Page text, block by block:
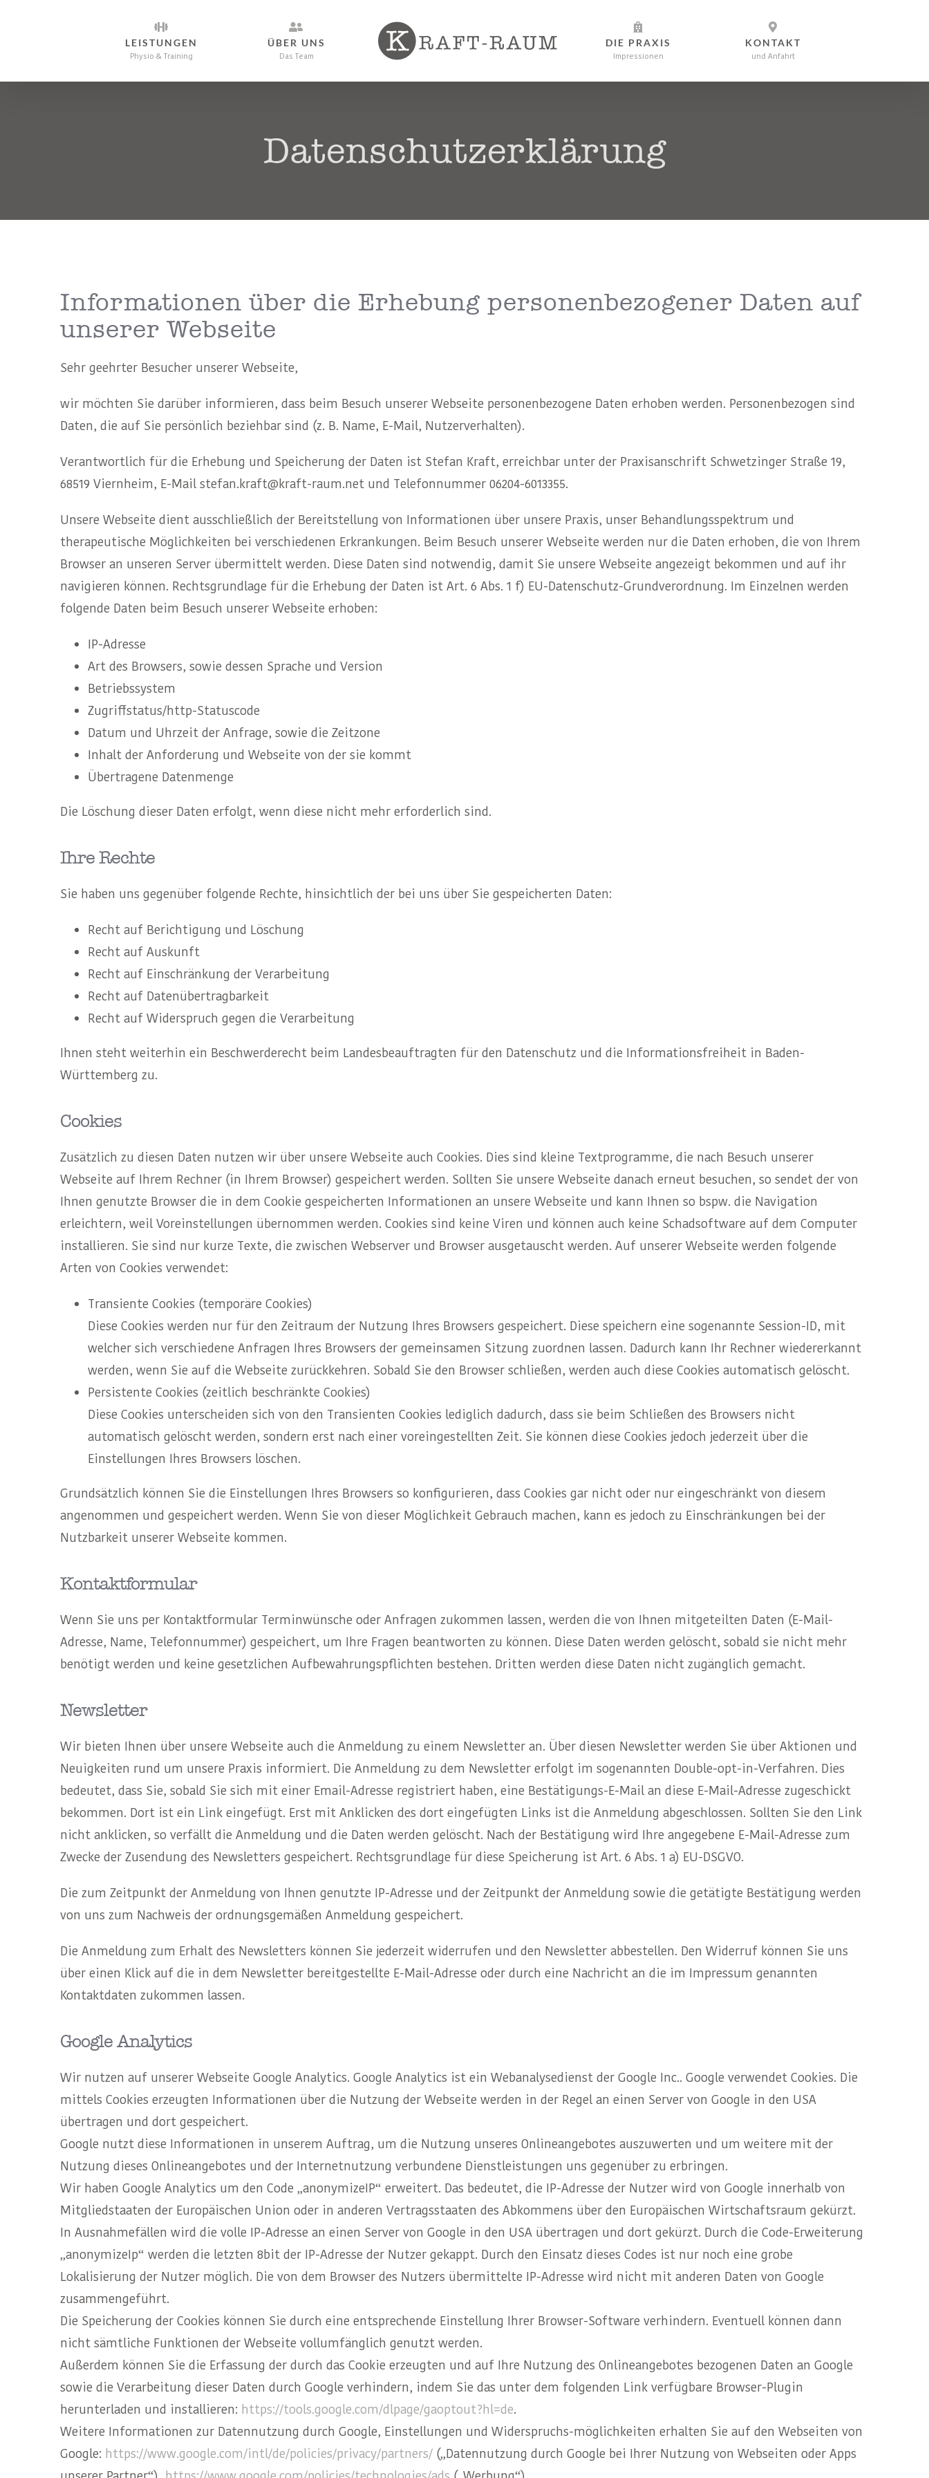
LEISTUNGEN
Physio & Training
ÜBER UNS
Das Team
DIE PRAXIS
Impressionen
KONTAKT
und Anfahrt
Datenschutz­erklärung
Informationen über die Erhebung personen­bezogener Daten auf
unserer Webseite
Sehr geehrter Besucher unserer Webseite,
wir möchten Sie darüber informieren, dass beim Besuch unserer Webseite personenbezogene Daten erhoben werden. Personenbezogen sind
Daten, die auf Sie persönlich beziehbar sind (z. B. Name, E-Mail, Nutzerverhalten).
Verantwortlich für die Erhebung und Speicherung der Daten ist Stefan Kraft, erreichbar unter der Praxisanschrift Schwetzinger Straße 19,
68519 Viernheim, E-Mail stefan.kraft@kraft-raum.net und Telefonnummer 06204-6013355.
Unsere Webseite dient ausschließlich der Bereitstellung von Informationen über unsere Praxis, unser Behandlungsspektrum und
therapeutische Möglichkeiten bei verschiedenen Erkrankungen. Beim Besuch unserer Webseite werden nur die Daten erhoben, die von Ihrem
Browser an unseren Server übermittelt werden. Diese Daten sind notwendig, damit Sie unsere Webseite angezeigt bekommen und auf ihr
navigieren können. Rechtsgrundlage für die Erhebung der Daten ist Art. 6 Abs. 1 f) EU-Datenschutz-Grundverordnung. Im Einzelnen werden
folgende Daten beim Besuch unserer Webseite erhoben:
IP-Adresse
Art des Browsers, sowie dessen Sprache und Version
Betriebssystem
Zugriffstatus/http-Statuscode
Datum und Uhrzeit der Anfrage, sowie die Zeitzone
Inhalt der Anforderung und Webseite von der sie kommt
Übertragene Datenmenge
Die Löschung dieser Daten erfolgt, wenn diese nicht mehr erforderlich sind.
Ihre Rechte
Sie haben uns gegenüber folgende Rechte, hinsichtlich der bei uns über Sie gespeicherten Daten:
Recht auf Berichtigung und Löschung
Recht auf Auskunft
Recht auf Einschränkung der Verarbeitung
Recht auf Datenübertragbarkeit
Recht auf Widerspruch gegen die Verarbeitung
Ihnen steht weiterhin ein Beschwerderecht beim Landesbeauftragten für den Datenschutz und die Informationsfreiheit in Baden-
Württemberg zu.
Cookies
Zusätzlich zu diesen Daten nutzen wir über unsere Webseite auch Cookies. Dies sind kleine Textprogramme, die nach Besuch unserer
Webseite auf Ihrem Rechner (in Ihrem Browser) gespeichert werden. Sollten Sie unsere Webseite danach erneut besuchen, so sendet der von
Ihnen genutzte Browser die in dem Cookie gespeicherten Informationen an unsere Webseite und kann Ihnen so bspw. die Navigation
erleichtern, weil Voreinstellungen übernommen werden. Cookies sind keine Viren und können auch keine Schadsoftware auf dem Computer
installieren. Sie sind nur kurze Texte, die zwischen Webserver und Browser ausgetauscht werden. Auf unserer Webseite werden folgende
Arten von Cookies verwendet:
Transiente Cookies (temporäre Cookies)
Diese Cookies werden nur für den Zeitraum der Nutzung Ihres Browsers gespeichert. Diese speichern eine sogenannte Session-ID, mit
welcher sich verschiedene Anfragen Ihres Browsers der gemeinsamen Sitzung zuordnen lassen. Dadurch kann Ihr Rechner wiedererkannt
werden, wenn Sie auf die Webseite zurückkehren. Sobald Sie den Browser schließen, werden auch diese Cookies automatisch gelöscht.
Persistente Cookies (zeitlich beschränkte Cookies)
Diese Cookies unterscheiden sich von den Transienten Cookies lediglich dadurch, dass sie beim Schließen des Browsers nicht
automatisch gelöscht werden, sondern erst nach einer voreingestellten Zeit. Sie können diese Cookies jedoch jederzeit über die
Einstellungen Ihres Browsers löschen.
Grundsätzlich können Sie die Einstellungen Ihres Browsers so konfigurieren, dass Cookies gar nicht oder nur eingeschränkt von diesem
angenommen und gespeichert werden. Wenn Sie von dieser Möglichkeit Gebrauch machen, kann es jedoch zu Einschränkungen bei der
Nutzbarkeit unserer Webseite kommen.
Kontaktformular
Wenn Sie uns per Kontaktformular Terminwünsche oder Anfragen zukommen lassen, werden die von Ihnen mitgeteilten Daten (E-Mail-
Adresse, Name, Telefonnummer) gespeichert, um Ihre Fragen beantworten zu können. Diese Daten werden gelöscht, sobald sie nicht mehr
benötigt werden und keine gesetzlichen Aufbewahrungspflichten bestehen. Dritten werden diese Daten nicht zugänglich gemacht.
Newsletter
Wir bieten Ihnen über unsere Webseite auch die Anmeldung zu einem Newsletter an. Über diesen Newsletter werden Sie über Aktionen und
Neuigkeiten rund um unsere Praxis informiert. Die Anmeldung zu dem Newsletter erfolgt im sogenannten Double-opt-in-Verfahren. Dies
bedeutet, dass Sie, sobald Sie sich mit einer Email-Adresse registriert haben, eine Bestätigungs-E-Mail an diese E-Mail-Adresse zugeschickt
bekommen. Dort ist ein Link eingefügt. Erst mit Anklicken des dort eingefügten Links ist die Anmeldung abgeschlossen. Sollten Sie den Link
nicht anklicken, so verfällt die Anmeldung und die Daten werden gelöscht. Nach der Bestätigung wird Ihre angegebene E-Mail-Adresse zum
Zwecke der Zusendung des Newsletters gespeichert. Rechtsgrundlage für diese Speicherung ist Art. 6 Abs. 1 a) EU-DSGVO.
Die zum Zeitpunkt der Anmeldung von Ihnen genutzte IP-Adresse und der Zeitpunkt der Anmeldung sowie die getätigte Bestätigung werden
von uns zum Nachweis der ordnungsgemäßen Anmeldung gespeichert.
Die Anmeldung zum Erhalt des Newsletters können Sie jederzeit widerrufen und den Newsletter abbestellen. Den Widerruf können Sie uns
über einen Klick auf die in dem Newsletter bereitgestellte E-Mail-Adresse oder durch eine Nachricht an die im Impressum genannten
Kontaktdaten zukommen lassen.
Google Analytics
Wir nutzen auf unserer Webseite Google Analytics. Google Analytics ist ein Webanalysedienst der Google Inc.. Google verwendet Cookies. Die
mittels Cookies erzeugten Informationen über die Nutzung der Webseite werden in der Regel an einen Server von Google in den USA
übertragen und dort gespeichert.
Google nutzt diese Informationen in unserem Auftrag, um die Nutzung unseres Onlineangebotes auszuwerten und um weitere mit der
Nutzung dieses Onlineangebotes und der Internetnutzung verbundene Dienstleistungen uns gegenüber zu erbringen.
Wir haben Google Analytics um den Code „anonymizeIP“ erweitert. Das bedeutet, die IP-Adresse der Nutzer wird von Google innerhalb von
Mitgliedstaaten der Europäischen Union oder in anderen Vertragsstaaten des Abkommens über den Europäischen Wirtschaftsraum gekürzt.
In Ausnahmefällen wird die volle IP-Adresse an einen Server von Google in den USA übertragen und dort gekürzt. Durch die Code-Erweiterung
„anonymizeIp“ werden die letzten 8bit der IP-Adresse der Nutzer gekappt. Durch den Einsatz dieses Codes ist nur noch eine grobe
Lokalisierung der Nutzer möglich. Die von dem Browser des Nutzers übermittelte IP-Adresse wird nicht mit anderen Daten von Google
zusammengeführt.
Die Speicherung der Cookies können Sie durch eine entsprechende Einstellung Ihrer Browser-Software verhindern. Eventuell können dann
nicht sämtliche Funktionen der Webseite vollumfänglich genutzt werden.
Außerdem können Sie die Erfassung der durch das Cookie erzeugten und auf Ihre Nutzung des Onlineangebotes bezogenen Daten an Google
sowie die Verarbeitung dieser Daten durch Google verhindern, indem Sie das unter dem folgenden Link verfügbare Browser-Plugin
herunterladen und installieren: https://tools.google.com/dlpage/gaoptout?hl=de.
Weitere Informationen zur Datennutzung durch Google, Einstellungen und Widerspruchs-möglichkeiten erhalten Sie auf den Webseiten von
Google: https://www.google.com/intl/de/policies/privacy/partners/ („Datennutzung durch Google bei Ihrer Nutzung von Webseiten oder Apps